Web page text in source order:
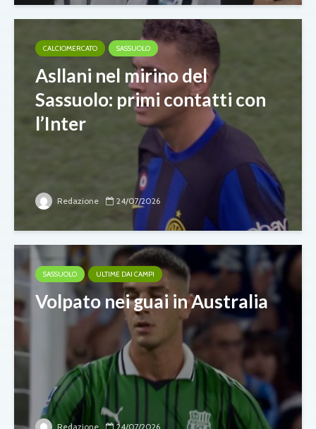
CALCIOMERCATO SASSUOLO
Asllani nel mirino del
Sassuolo: primi contatti con
l’Inter
Redazione 24/07/2026
SASSUOLO ULTIME DAI CAMPI
Volpato nei guai in Australia
Redazione 24/07/2026